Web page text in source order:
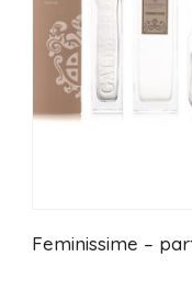
Feminissime –